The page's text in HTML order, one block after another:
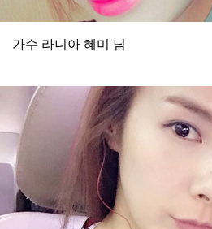
가수 라니아 혜미 님